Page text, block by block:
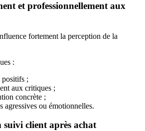
et professionnellement aux
fortement la perception de la
:
positifs ;
aux critiques ;
concrète ;
agressives ou émotionnelles.
suivi client après achat